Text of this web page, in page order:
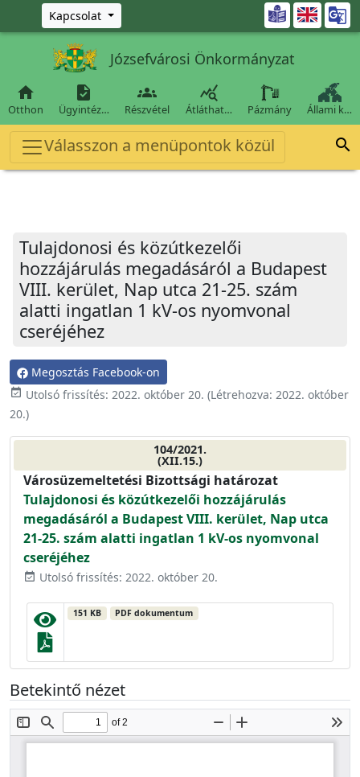
Ugrás a fő tartalomra
Kapcsolat 
Józsefvárosi Önkormányzat

Otthon

Ügyintéz…

Részvétel

Átláthat… Pázmány Állami k…
Válasszon a menüpontok közül 
Tulajdonosi és közútkezelői
hozzájárulás megadásáról a Budapest
VIII. kerület, Nap utca 21-25. szám
alatti ingatlan 1 kV-os nyomvonal
cseréjéhez
Megosztás Facebook-on
event_available Utolsó frissítés: 2022. október 20. (Létrehozva: 2022. október
20.)
104/2021.
(XII.15.)
Városüzemeltetési Bizottsági határozat
Tulajdonosi és közútkezelői hozzájárulás
megadásáról a Budapest VIII. kerület, Nap utca
21-25. szám alatti ingatlan 1 kV-os nyomvonal
cseréjéhez
event_available Utolsó frissítés: 2022. október 20.
151 KB PDF dokumentum
Betekintő nézet